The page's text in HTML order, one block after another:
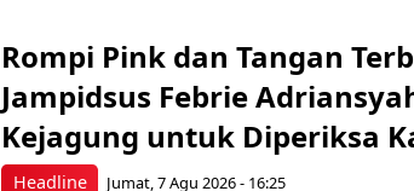
Headline
Rompi Pink dan Tangan
Jampidsus Febrie
Kejagung untuk Diperiksa
Jumat, 7 Agu 2026 - 16:25